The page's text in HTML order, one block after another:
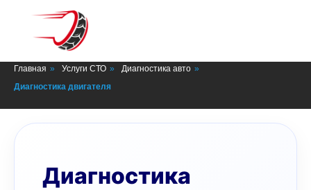
Главная » Услуги СТО » Диагностика авто »
Диагностика двигателя
Диагностика